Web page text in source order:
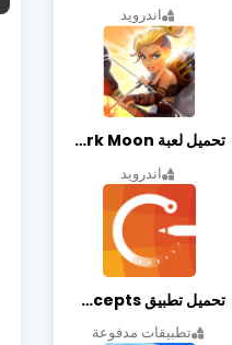
اندرويد
تحميل لعبة Lionheart: Dark Moon مهكرة أخر إصدار
اندرويد
تحميل تطبيق Concepts مهكر أخر إصدار
تطبيقات مدفوعة